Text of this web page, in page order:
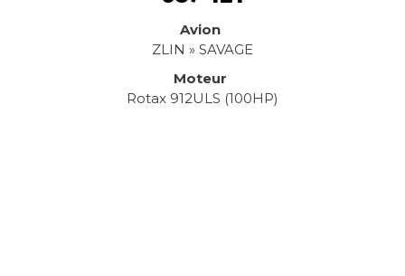
Avion
ZLIN » SAVAGE
Moteur
Rotax 912ULS (100HP)